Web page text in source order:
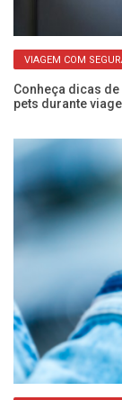
VIAGEM COM
Conheça dicas
pets durante